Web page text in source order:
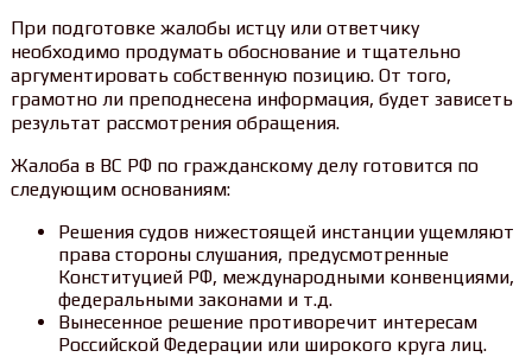
При подготовке жалобы истцу или ответчику
необходимо продумать обоснование и тщательно
аргументировать собственную позицию. От того,
грамотно ли преподнесена информация, будет зависеть
результат рассмотрения обращения.
Жалоба в ВС РФ по гражданскому делу готовится по
следующим основаниям:
Решения судов нижестоящей инстанции ущемляют
права стороны слушания, предусмотренные
Конституцией РФ, международными конвенциями,
федеральными законами и т.д.
Вынесенное решение противоречит интересам
Российской Федерации или широкого круга лиц.